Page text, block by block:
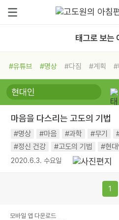
태그로 보는
#유튜브 #명상 #다짐 #계획 #
#비전캠프
#독서캠프 #삶
#희망
#나눔 #친구 #링컨학교
#독서
#건강 #면역력
마음을 다스리는 고도의 기법
#명상 #마음 #과학 #무기
#정신 건강
#고도의 기법 #현대
2020.6.3. 수요일
1
모바일 앱 다운로드